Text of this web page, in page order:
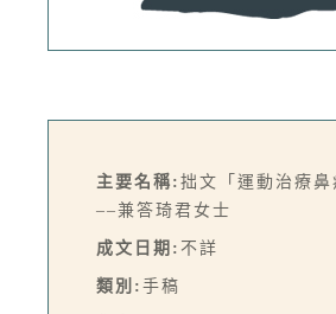
主要名稱: 拙文「運動治療鼻
––兼答琦君女士
成文日期: 不詳
類別: 手稿